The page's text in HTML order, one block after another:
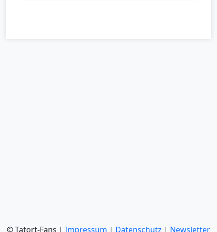
© Tatort-Fans | Impressum | Datenschutz | Newsletter